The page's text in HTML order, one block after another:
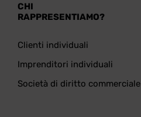
CHI
RAPPRESENTIAMO?
Clienti individuali
Imprenditori individuali
Società di diritto commerciale